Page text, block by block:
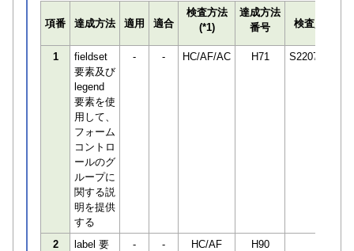
項番 達成方法 適用 適合
検査方法
(*1)
達成方法
番号
検査員
1
fieldset
要素及び
legend
要素を使
用して、
フォーム
コントロ
ールのグ
ループに
関する説
明を提供
する
- - HC/AF/AC H71 S220748
2
label 要
- - HC/AF H90